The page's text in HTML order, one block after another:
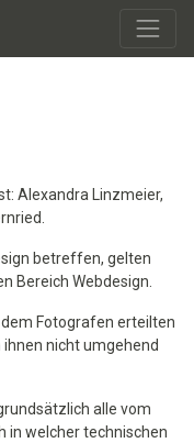
Alexandra Linzmeier,
betreffen, gelten
Bereich Webdesign.
Fotografen erteilten
nicht umgehend
alle vom
in welcher technischen